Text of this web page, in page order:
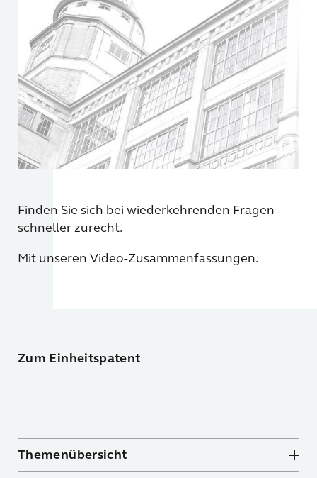
Finden Sie sich bei wiederkehrenden Fragen
schneller zurecht.
Mit unseren Video-Zusammenfassungen.
Zum Einheitspatent
Themenübersicht